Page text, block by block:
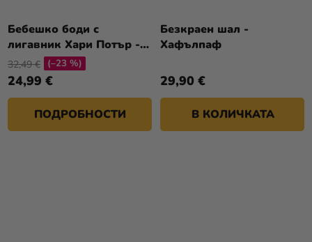
Бебешко боди с
лигавник Хари Потър -
Хогуортс
24,99 €
32,49 € (–23 %)
ПОДРОБНОСТИ
Безкраен шал -
Хафълпаф
29,90 €
В КОЛИЧКАТА